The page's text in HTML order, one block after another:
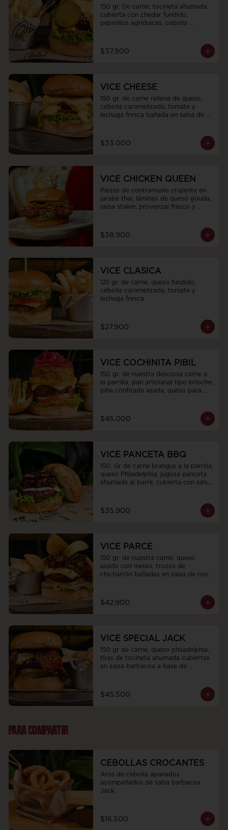
150 gr. De carne, tocineta ahumada
cubierta con chedar fundido,
pepinillos agridulces, cebolla
$37.900
VICE CHEESE
150 gr. de carne rellena de queso,
cebolla caramelizada, tomate y
lechuga fresca bañada en salsa de
$33.000
VICE CHICKEN QUEEN
Piezas de contramuslo crujiente en
jarabe thai, láminas de queso gouda,
salsa staker, provenzal fresco y
$38.900
VICE CLASICA
125 gr. de carne, queso fundido,
cebolla caramelizada, tomate y
lechuga fresca.
$27.900
VICE COCHINITA PIBIL
150 gr. de nuestra deliciosa carne a
la parrilla, pan artesanal tipo brioche,
piña confitada asada, queso para
luchuga fresca con toping de
cebollas encurtidas y terminada con
$45.000
VICE PANCETA BBQ
150. Gr de carne brangus a la parrilla,
queso Philadelphia, jugosa panceta
ahumada al barril, cubierta con salsa
fresca
$35.900
VICE PARCE
150 gr. de nuestra carne, queso
asado con melao, trozos de
chicharrón bañadas en salsa de ron
cebollín y chips de plátano.
$42.900
VICE SPECIAL JACK
150 gr de carne, queso philadelphia,
tiras de tocineta ahumada cubiertas
en salsa barbacoa a base de
fresca.
$45.500
PARA COMPARTIR
CEBOLLAS CROCANTES
Aros de cebolla apanados
acompañados de salsa barbacoa
Jack.
$16.500